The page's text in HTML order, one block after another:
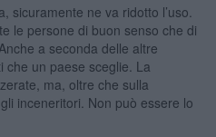
sicuramente ne va ridotto l’uso.
le persone di buon senso che di
a seconda delle altre
che un paese sceglie. La
ma, oltre che sulla
inceneritori. Non può essere lo